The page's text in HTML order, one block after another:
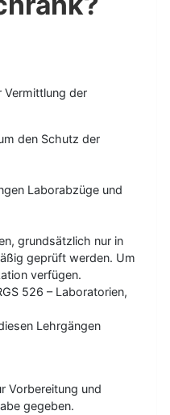
Vermittlung der
den Schutz der
Laborabzüge und
grundsätzlich nur in
geprüft werden. Um
verfügen.
526 – Laboratorien,
Lehrgängen
Vorbereitung und
gegeben.